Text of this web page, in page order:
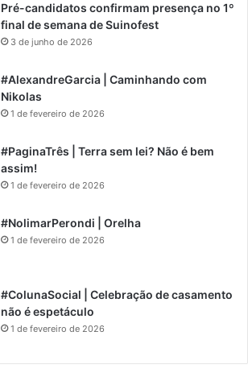
Pré-candidatos confirmam presença no 1º
final de semana de Suinofest
3 de junho de 2026
#AlexandreGarcia | Caminhando com
Nikolas
1 de fevereiro de 2026
#PaginaTrês | Terra sem lei? Não é bem
assim!
1 de fevereiro de 2026
#NolimarPerondi | Orelha
1 de fevereiro de 2026
#ColunaSocial | Celebração de casamento
não é espetáculo
1 de fevereiro de 2026